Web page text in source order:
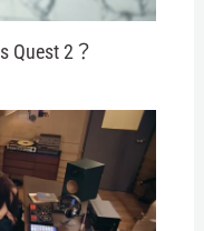
Quest 2？